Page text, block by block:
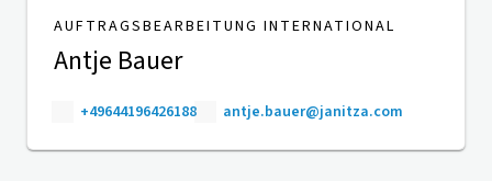
AUFTRAGSBEARBEITUNG INTERNATIONAL
Antje Bauer
+49644196426188 antje.bauer@janitza.com